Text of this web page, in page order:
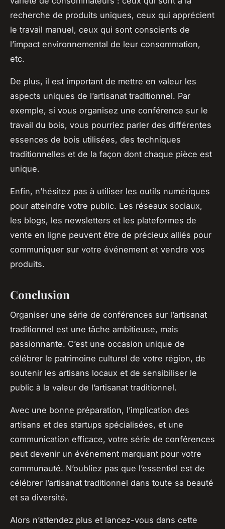
recherche de produits uniques, ceux qui apprécient
le travail manuel, ceux qui sont conscients de
l’impact environnemental de leur consommation,
etc.
De plus, il est important de mettre en valeur les
aspects uniques de l’artisanat traditionnel. Par
exemple, si vous organisez une conférence sur le
travail du bois, vous pourriez parler des différentes
essences de bois utilisées, des techniques
traditionnelles et de la façon dont chaque pièce est
unique.
Enfin, n’hésitez pas à utiliser les outils numériques
pour atteindre votre public. Les réseaux sociaux,
les blogs, les newsletters et les plateformes de
vente en ligne peuvent être de précieux alliés pour
communiquer sur votre événement et vendre vos
produits.
Conclusion
Organiser une série de conférences sur l’artisanat
traditionnel est une tâche ambitieuse, mais
passionnante. C’est une occasion unique de
célébrer le patrimoine culturel de votre région, de
soutenir les artisans locaux et de sensibiliser le
public à la valeur de l’artisanat traditionnel.
Avec une bonne préparation, l’implication des
artisans et des startups spécialisées, et une
communication efficace, votre série de conférences
peut devenir un événement marquant pour votre
communauté. N’oubliez pas que l’essentiel est de
célébrer l’artisanat traditionnel dans toute sa beauté
et sa diversité.
Alors n’attendez plus et lancez-vous dans cette